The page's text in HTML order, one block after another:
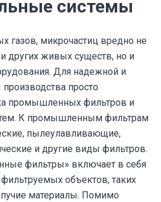
системы
газов, микрочастиц вредно не
других живых существ, но и
Для надежной и
просто
промышленных фильтров и
К промышленным фильтрам
пылеулавливающие,
и другие виды фильтров.
фильтры» включает в себя
объектов, таких
материалы. Помимо